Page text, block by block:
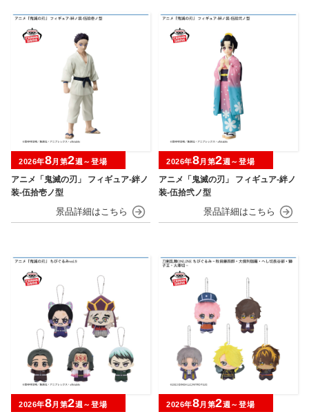
アニメ「鬼滅の刃」 フィギュア-絆ノ
装-伍拾壱ノ型
2026年8月第2週～登場
アニメ「鬼滅の刃」 フィギュア-絆ノ
装-伍拾弐ノ型
2026年8月第2週～登場
2026年8月第2週～登場 2026年8月第2週～登場